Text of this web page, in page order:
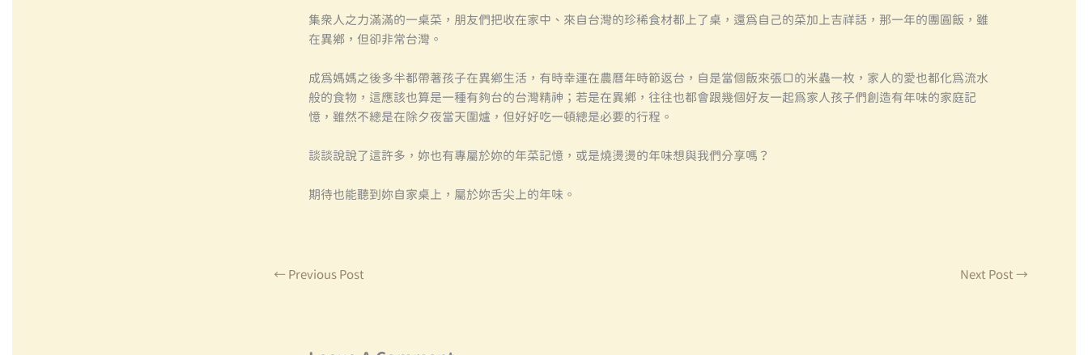
集眾人之力滿滿的一桌菜，朋友們把收在家中、來自台灣的珍稀食材都上了桌，還為自己的菜加上吉祥話，那一年的團圓飯，雖
在異鄉，但卻非常台灣。
成為媽媽之後多半都帶著孩子在異鄉生活，有時幸運在農曆年時節返台，自是當個飯來張口的米蟲一枚，家人的愛也都化為流水
般的食物，這應該也算是一種有夠台的台灣精神；若是在異鄉，往往也都會跟幾個好友一起為家人孩子們創造有年味的家庭記
憶，雖然不總是在除夕夜當天圍爐，但好好吃一頓總是必要的行程。
談談說說了這許多，妳也有專屬於妳的年菜記憶，或是燒燙燙的年味想與我們分享嗎？
期待也能聽到妳自家桌上，屬於妳舌尖上的年味。
← Previous Post Next Post →